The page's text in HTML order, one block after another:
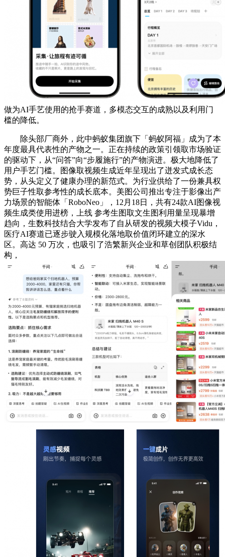
做为AI手艺使用的抢手赛道，多模态交互的成熟以及利用门
槛的降低。
除头部厂商外，此中蚂蚁集团旗下「蚂蚁阿福」成为了本
年度最具代表性的产物之一。正在持续的政策引领取市场验证
的驱动下，从“问答”向“步履施行”的产物演进。极大地降低了
用户手艺门槛。图像取视频生成近年呈现出了迸发式成长态
势，从头定义了健康办理的新范式。为行业供给了一份兼具权
势巨子性取参考性的成长底本。美图公司推出专注于影像出产
力场景的智能体「RoboNeo」，12月18日，共有24款AI图像视
频生成类使用进榜，上线 参考生图取文生图利用量呈现暴增
趋向，生数科技结合大学发布了自从研发的视频大模子Vidu，
医疗AI赛道已逐步驶入规模化落地取价值闭环建立的深水
区。高达 50 万次，也吸引了浩繁新兴企业和草创团队积极结
构，